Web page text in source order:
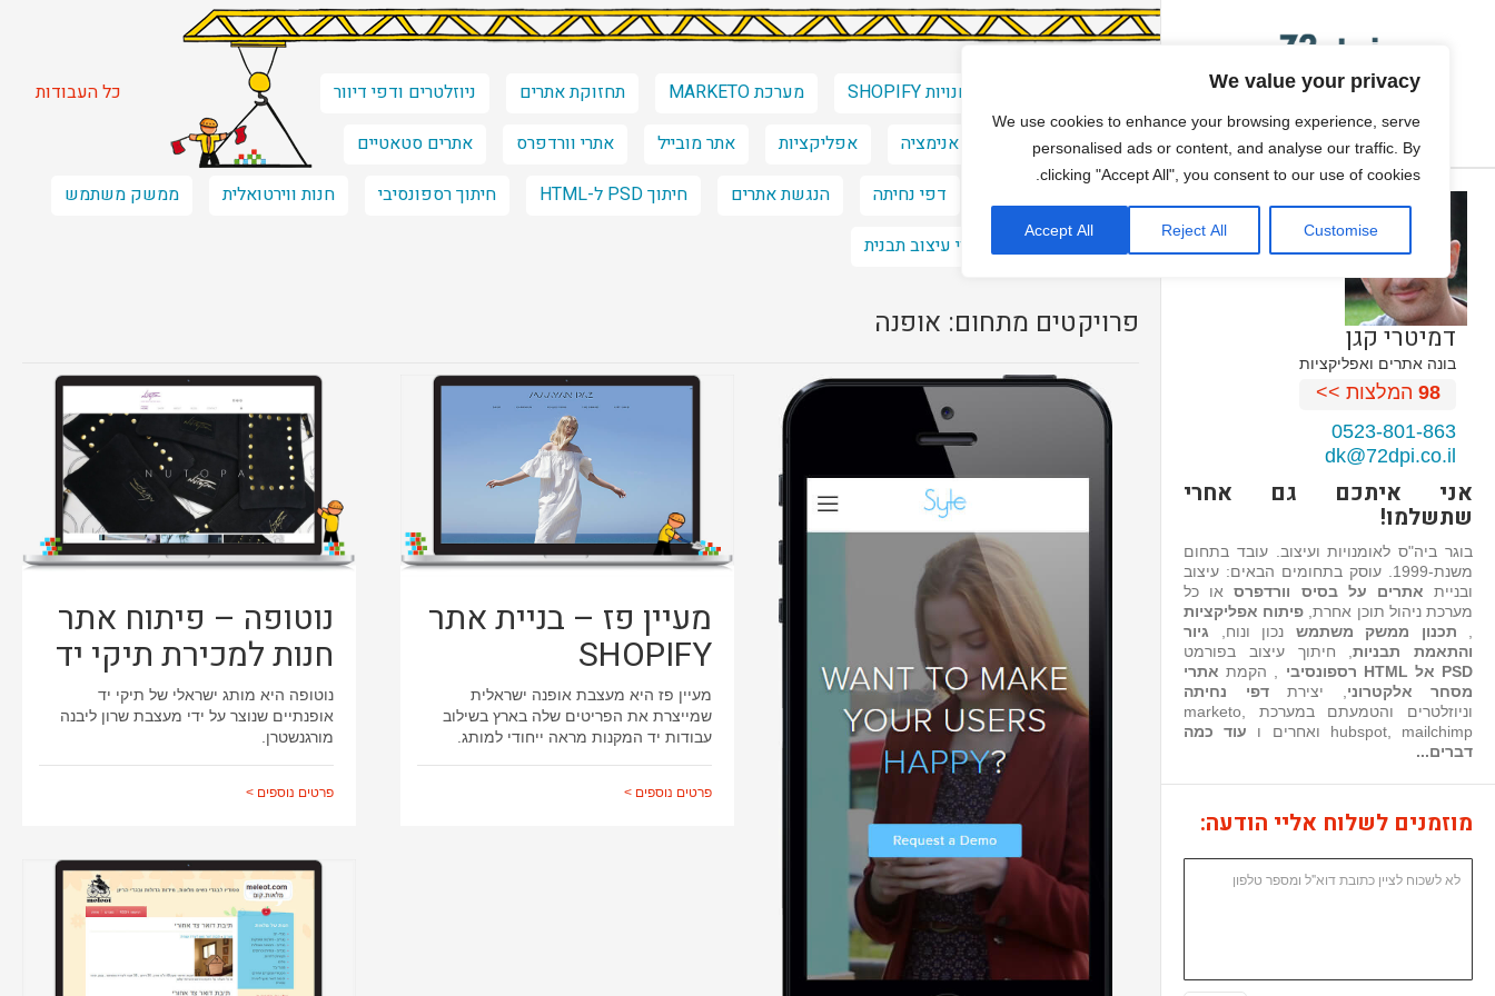
We value your privacy
We use cookies to enhance your browsing experience, serve
personalised ads or content, and analyse our traffic. By
clicking "Accept All", you consent to our use of cookies.
Customise
Reject All
Accept All
דמיטרי קגן
בונה אתרים ואפליקציות
98 המלצות >>
0523-801-863
dk@72dpi.co.il
אני איתכם גם אחרי
שתשלמו!
בוגר ביה"ס לאומנויות ועיצוב. עובד בתחום
משנת-1999. עוסק בתחומים הבאים: עיצוב
ובניית אתרים על בסיס וורדפרסאו כל
מערכת ניהול תוכן אחרת, פיתוח אפליקציות
תכנון ממשק משתמש נכון ונוח, גיור
והתאמת תבניות, חיתוך עיצוב בפורמט
PSD אל HTML רספונסיבי
, הקמת אתרי
מסחר אלקטרוני , יצירתדפי נחיתה
וניוזלטרים והטמעתם במערכת marketo,
hubspot, mailchimp ואחרים ו
עוד כמה
דברים...
מוזמנים לשלוח אליי הודעה:
כל העבודות חנויות SHOPIFY מערכת MARKETO תחזוקת אתרים
ניוזלטרים ודפי דיוור
ONE PAGE SITE
אנימציה אפליקציות אתר מובייל אתרי וורדפרס
אתרים סטאטיים
דפי נחיתה הנגשת אתרים חיתוך PSD ל-HTML חיתוך רספונסיבי חנות ווירטואלית
ממשק משתמש
עיצוב אתרים
שינוי עיצוב תבנית
פרויקטים מתחום: אופנה
נוטופה – פיתוח אתר
חנות למכירת תיקי יד
נוטופה היא מותג ישראלי של תיקי יד
אופנתיים שנוצר על ידי מעצבת שרון ליבנה
מורגנשטרן.
פרטים נוספים >
מעיין פז – בניית אתר
SHOPIFY
מעיין פז היא מעצבת אופנה ישראלית
שמייצרת את הפריטים שלה בארץ בשילוב
עבודות יד המקנות מראה ייחודי למותג.
פרטים נוספים >